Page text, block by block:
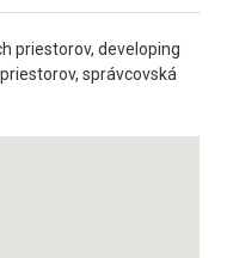
priestorov, developing
správcovská